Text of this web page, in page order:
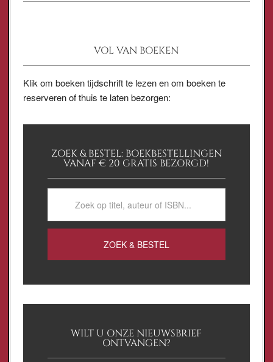
VOL VAN BOEKEN
Klik om boeken tijdschrift te lezen en om boeken te
reserveren of thuis te laten bezorgen:
ZOEK & BESTEL: BOEKBESTELLINGEN
VANAF € 20 GRATIS BEZORGD!
WILT U ONZE NIEUWSBRIEF
ONTVANGEN?